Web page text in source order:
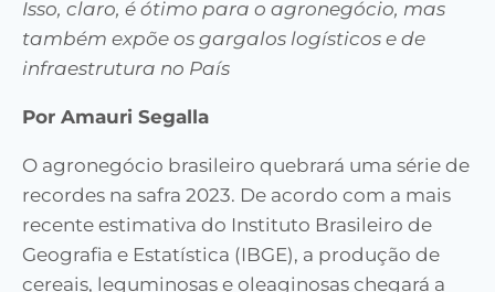
Isso, claro, é ótimo para o agronegócio, mas
também expõe os gargalos logísticos e de
infraestrutura no País
Por Amauri Segalla
O agronegócio brasileiro quebrará uma série de
recordes na safra 2023. De acordo com a mais
recente estimativa do Instituto Brasileiro de
Geografia e Estatística (IBGE), a produção de
cereais, leguminosas e oleaginosas chegará a